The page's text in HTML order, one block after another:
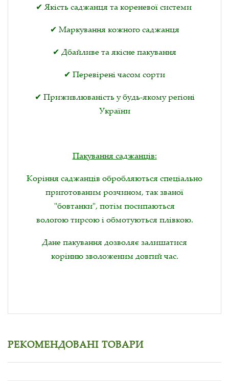
✔ Якість саджанця та кореневої системи
✔ Маркування кожного саджанця
✔ Дбайливе та якісне пакування
✔ Перевірені часом сорти
✔ Приживлюваність у будь-якому регіоні
України
Пакування саджанців:
Коріння саджанців обробляються спеціально
приготованим розчином, так званої
"бовтанки", потім посипаються
вологою тирсою і обмотуються плівкою.
Дане пакування дозволяє залишатися
корінню зволоженим довгий час.
РЕКОМЕНДОВАНІ ТОВАРИ